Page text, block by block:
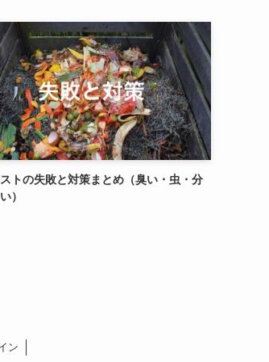
トの失敗と対策まとめ（臭い・虫・分
）
ン